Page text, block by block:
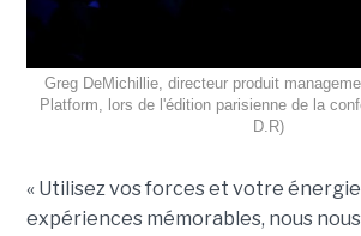
Greg DeMichillie, directeur produit
Platform, lors de l'édition parisienne de la
D.R)
« Utilisez vos forces et votre
expériences mémorables, nous